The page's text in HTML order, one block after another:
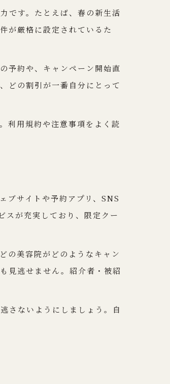
です。たとえば、春の新生活
が厳格に設定されているた
予約や、キャンペーン開始直
どの割引が一番自分にとって
利用規約や注意事項をよく読
ブサイトや予約アプリ、SNS
スが充実しており、限定クー
の美容院がどのようなキャン
見逃せません。紹介者・被紹
さないようにしましょう。自